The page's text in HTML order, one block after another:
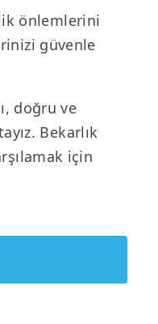
önlemlerini
güvenle
doğru ve
Bekarlık
için